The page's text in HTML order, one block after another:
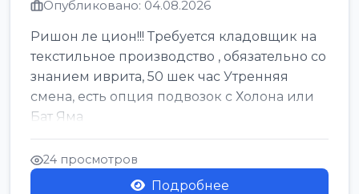
Опубликовано: 04.08.2026
Ришон ле цион!!! Требуется кладовщик на
текстильное производство , обязательно со
знанием иврита, 50 шек час Утренняя
смена, есть опция подвозок с Холона или
Бат Яма
24 просмотров
Подробнее